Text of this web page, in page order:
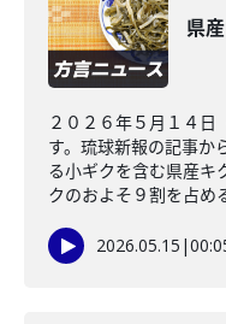
県
２０２６年５月１４日
す。琉球新報の記事か
る小ギクを含む県産キ
クのおよそ９割を占め
2026.05.15 |